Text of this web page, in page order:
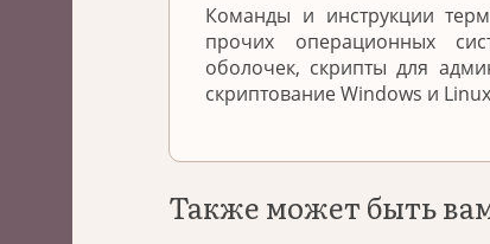
Команды и инструкции
прочих операционных
оболочек, скрипты для
скриптование Windows и
Также может быть